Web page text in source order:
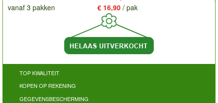
vanaf 3 pakken € 16,90 / pak
TOP KWALITEIT
KOPEN OP REKENING
GEGEVENSBESCHERMING